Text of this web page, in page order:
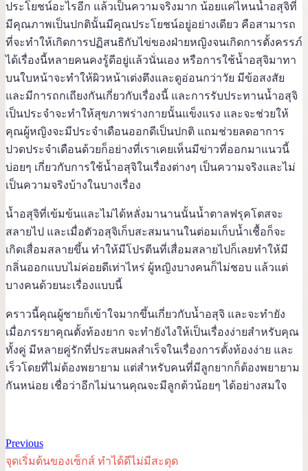
ประโยชน์อะไรอีก แล้วเป็นความจริงมาก น้อยแค่ไหนน้ำอสุจิที่
มีคุณภาพเป็นปกตินั้นมีคุณประโยชน์อยู่อย่างเดียว คือสามารถ
ที่จะทำให้เกิดการปฏิสนธิกับไข่ของฝ่ายหญิงจนเกิดการตั้งครรภ์
ได้เรื่องนี้หลายคนคงรู้ดีอยู่เเล้วนั่นเอง หรือการใช้น้ำอสุจิมาทา
บนใบหน้าจะทำให้ผิวหน้าเต่งตึงและดูอ่อนกว่าวัย มีข้อสงสัย
และมีการถกเถียงกันเกี่ยวกับเรื่องนี้ และการรับประทานน้ำอสุจิ
เป็นประจำจะทำให้สุขภาพร่างกายนั้นแข็งแรง และจะช่วยให้
คุณผู้หญิงจะมีประจำเดือนออกดีเป็นปกติ แถมช่วยลดอาการ
ปวดประจำเดือนด้วยก็อย่างที่เราเคยเห็นมีข่าวที่ออกมาแนวนี้
บ่อยๆ เกี่ยวกับการใช้น้ำอสุจิในเรื่องต่างๆ เป็นความจริงและไม่
เป็นความจริงบ้างในบางเรื่อง
น้ำอสุจิที่เข้มข้นและไม่ได้หลั่งมานานนั้นน้ำตาลฟรุคโตสจะ
สลายไป และเมื่อตัวอสุจิเก็บสะสมนานในต่อมเก็บน้ำเชื้อก็จะ
เกิดเสื่อมสลายขึ้น ทำให้มีโปรตีนที่เสื่อมสลายไปก็เลยทำให้มี
กลิ่นออกแบบไม่ค่อยดีเท่าไหร่ ผู้หญิงบางคนก็ไม่ชอบ เเล้วแต่
บางคนด้วยนะเรื่องแบบนี้
คราวนี้คุณผู้ชายก็เข้าใจมากขึ้นเกี่ยวกับน้ำอสุจิ และจะทำยัง
เมื่อภรรยาคุณตั้งท้องยาก จะทำยังไงให้เป็นเรื่องง่ายสำหรับคุณ
ทั้งคู่ มีหลายคู่รักที่ประสบผลสำเร็จในเรื่องการตั้งท้องง่าย และ
เร็วโดยที่ไม่ต้องพยายาม แต่สำหรับคนที่มีลูกยากก็ต้องพยายาม
กันหน่อย เชื่อว่าอีกไม่นานคุณจะมีลูกต้วน้อยๆ ได้อย่างสมใจ
Previous
จุดเริ่มต้นของเซ็กส์ ทำได้ดีไม่มีสะดุด